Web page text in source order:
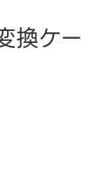
換ケー